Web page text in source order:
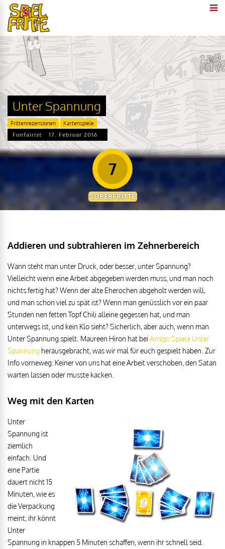
Unter Spannung
Frittenrezensionen
Kartenspiele
Funfairist
17. Februar 2016
7
SUPERFRITTE
Addieren und subtrahieren im Zehnerbereich
Wann steht man unter Druck, oder besser, unter Spannung?
Vielleicht wenn eine Arbeit abgegeben werden muss, und man noch
nichts fertig hat? Wenn der alte Eherochen abgeholt werden will,
und man schon viel zu spät ist? Wenn man genüsslich vor ein paar
Stunden nen fetten Topf Chili alleine gegessen hat, und man
unterwegs ist, und kein Klo sieht? Sicherlich, aber auch, wenn man
Unter Spannung spielt. Maureen Hiron hat bei Amigo Spiele Unter
Spannung herausgebracht, was wir mal für euch gespielt haben. Zur
Info vorneweg: Keiner von uns hat eine Arbeit verschoben, den Satan
warten lassen oder musste kacken.
Weg mit den Karten
Unter
Spannung ist
ziemlich
einfach. Und
eine Partie
dauert nicht 15
Minuten, wie es
die Verpackung
meint, ihr könnt
Unter
Spannung in knappen 5 Minuten schaffen, wenn ihr schnell seid.